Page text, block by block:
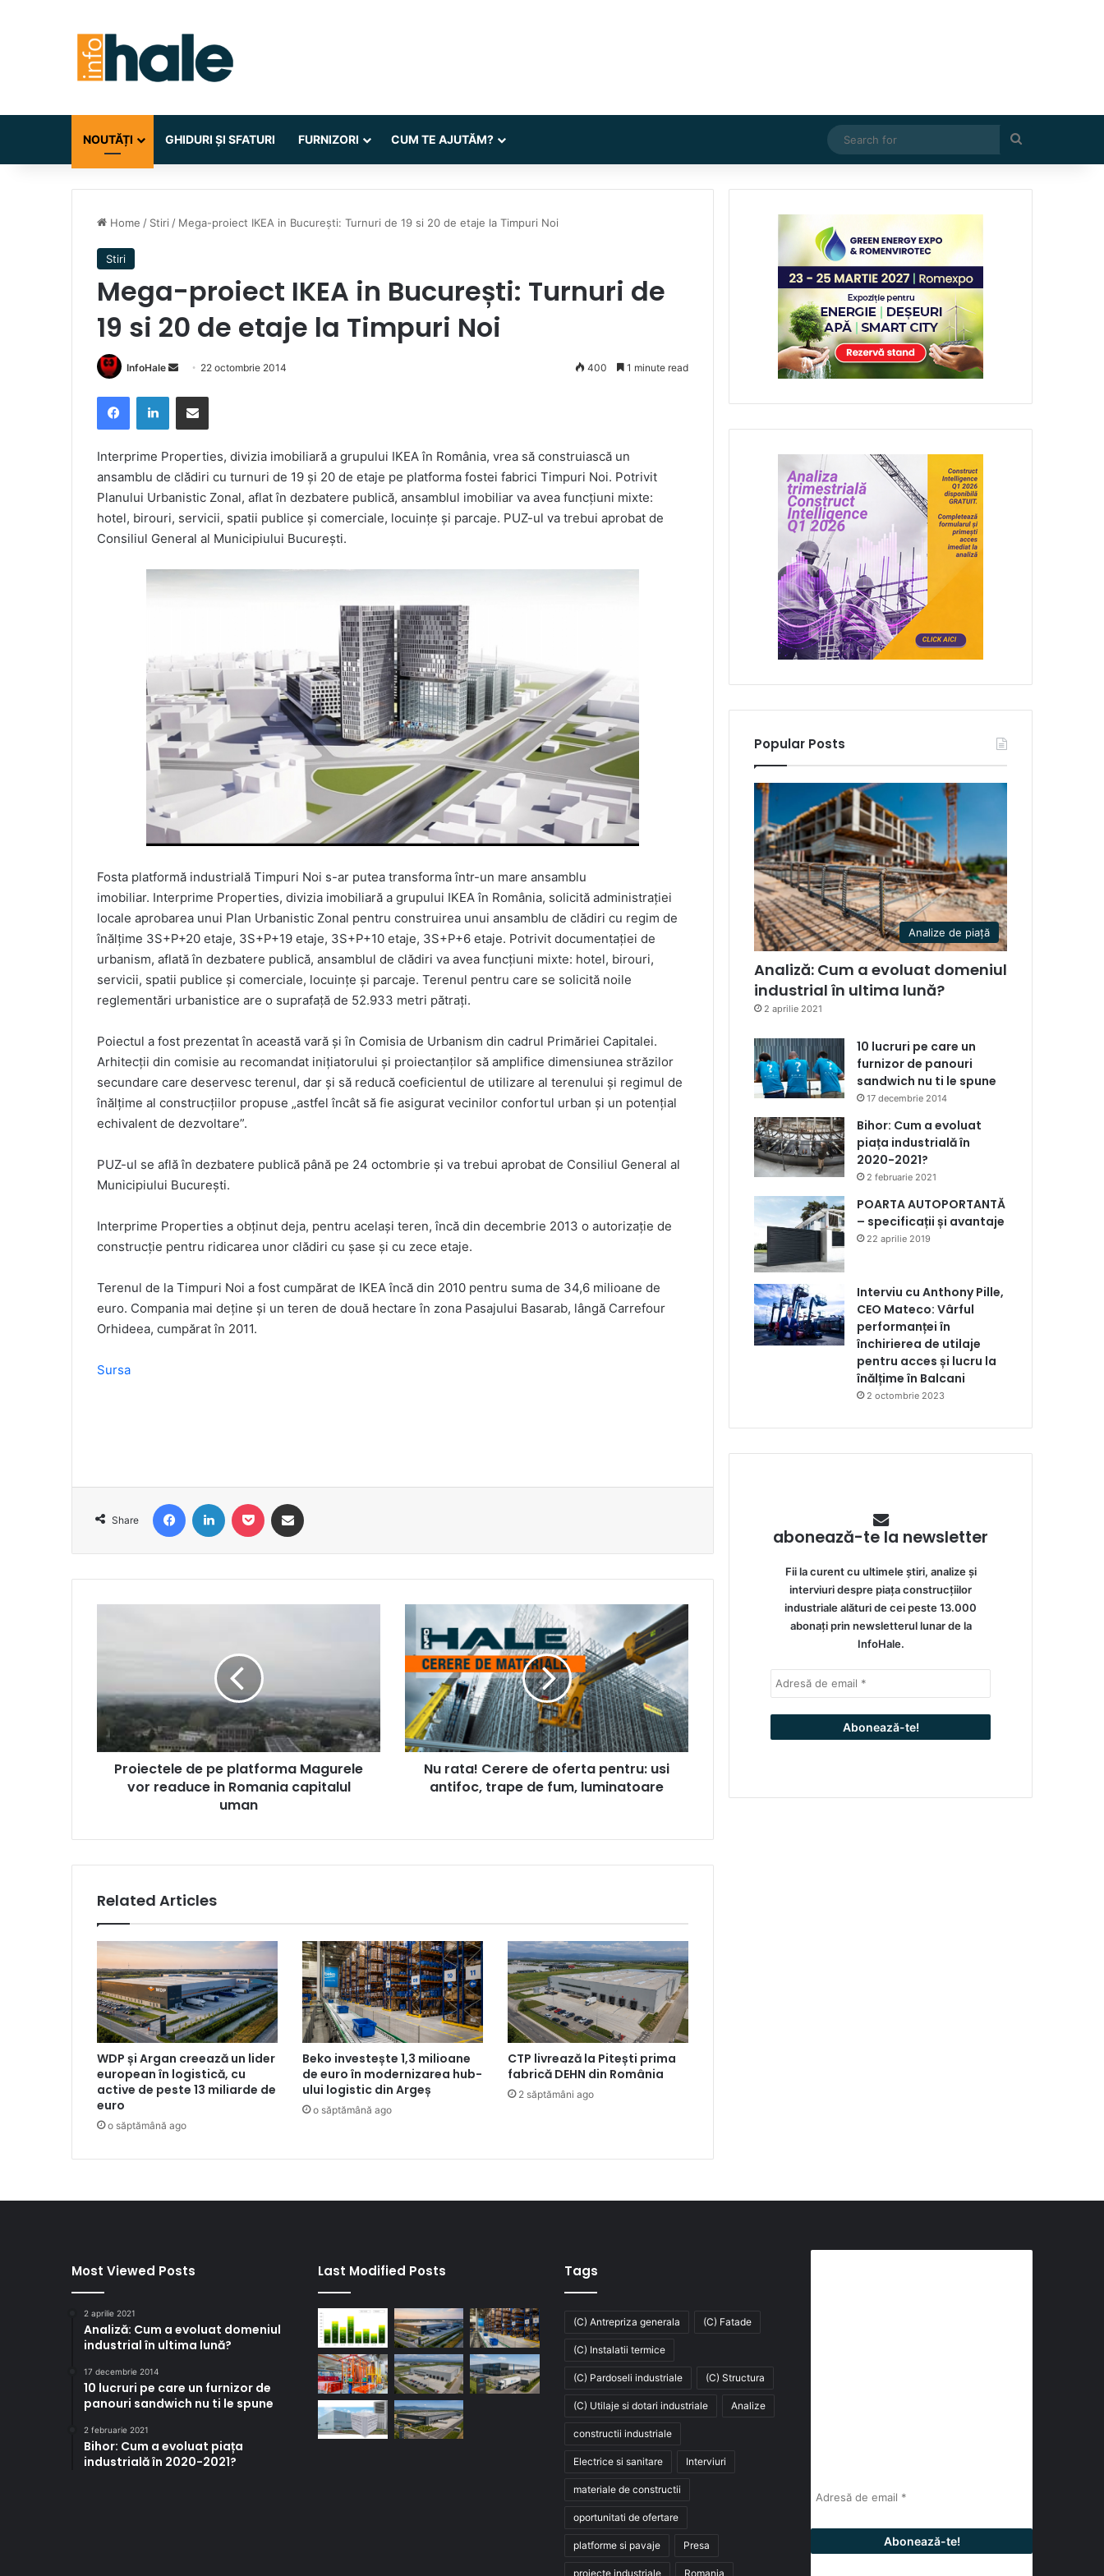
NOUTĂȚI GHIDURI ȘI SFATURI FURNIZORI CUM TE AJUTĂM?
for
Home / Stiri / Mega-proiect IKEA in București: Turnuri de 19 si 20 de etaje la Timpuri Noi
Stiri
Mega-proiect IKEA in București: Turnuri de
19 si 20 de etaje la Timpuri Noi
InfoHale
Send
email
22 octombrie 2014 400 1 minute read
FacebookLinkedInShare via Email
Interprime Properties, divizia imobiliară a grupului IKEA în România, vrea să construiască un
ansamblu de clădiri cu turnuri de 19 și 20 de etaje pe platforma fostei fabrici Timpuri Noi. Potrivit
Planului Urbanistic Zonal, aflat în dezbatere publică, ansamblul imobiliar va avea funcțiuni mixte:
hotel, birouri, servicii, spatii publice și comerciale, locuințe și parcaje. PUZ-ul va trebui aprobat de
Consiliul General al Municipiului București.
Fosta platformă industrială Timpuri Noi s-ar putea transforma într-un mare ansamblu
imobiliar. Interprime Properties, divizia imobiliară a grupului IKEA în România, solicită administrației
locale aprobarea unui Plan Urbanistic Zonal pentru construirea unui ansamblu de clădiri cu regim de
înălțime 3S+P+20 etaje, 3S+P+19 etaje, 3S+P+10 etaje, 3S+P+6 etaje. Potrivit documentației de
urbanism, aflată în dezbatere publică, ansamblul de clădiri va avea funcțiuni mixte: hotel, birouri,
servicii, spatii publice și comerciale, locuințe și parcaje. Terenul pentru care se solicită noile
reglementări urbanistice are o suprafață de 52.933 metri pătrați.
Poiectul a fost prezentat în această vară și în Comisia de Urbanism din cadrul Primăriei Capitalei.
Arhitecții din comisie au recomandat inițiatorului și proiectanților să amplifice dimensiunea străzilor
secundare care deservesc terenul, dar și să reducă coeficientul de utilizare al terenului și regimul de
înălțime al construcțiilor propuse „astfel încât să fie asigurat vecinilor confortul urban și un potențial
echivalent de dezvoltare”.
PUZ-ul se află în dezbatere publică până pe 24 octombrie și va trebui aprobat de Consiliul General al
Municipiului București.
Interprime Properties a obținut deja, pentru același teren, încă din decembrie 2013 o autorizație de
construcție pentru ridicarea unor clădiri cu șase și cu zece etaje.
Terenul de la Timpuri Noi a fost cumpărat de IKEA încă din 2010 pentru suma de 34,6 milioane de
euro. Compania mai deține și un teren de două hectare în zona Pasajului Basarab, lângă Carrefour
Orhideea, cumpărat în 2011.
Sursa
Share
FacebookLinkedIn Pocket
vor
readuce
Romania
capitalul
Proiectele de pe platforma Magurele
vor readuce in Romania capitalul
uman
rata!
Cerere
oferta
pentru:
usi
antifoc,
trape
Nu rata! Cerere de oferta pentru: usi
antifoc, trape de fum, luminatoare
Related Articles
WDP și Argan creează un lider
european în logistică, cu
active de peste 13 miliarde de
euro
o săptămână ago
Beko investește 1,3 milioane
de euro în modernizarea hub-
ului logistic din Argeș
o săptămână ago
CTP livrează la Pitești prima
fabrică DEHN din România
2 săptămâni ago
Popular Posts
Analize de piață
Analiză: Cum a evoluat domeniul
industrial în ultima lună?
2 aprilie 2021
10 lucruri pe care un
furnizor de panouri
sandwich nu ti le spune
17 decembrie 2014
Bihor: Cum a evoluat
piața industrială în
2020-2021?
2 februarie 2021
POARTA AUTOPORTANTĂ
– specificații și avantaje
22 aprilie 2019
Interviu cu Anthony Pille,
CEO Mateco: Vârful
performanței în
închirierea de utilaje
pentru acces și lucru la
înălțime în Balcani
2 octombrie 2023
abonează-te la newsletter
Fii la curent cu ultimele știri, analize și
interviuri despre piața construcțiilor
industriale alături de cei peste 13.000
abonați prin newsletterul lunar de la
InfoHale.
Most Viewed Posts
2 aprilie 2021
Analiză: Cum a evoluat domeniul
industrial în ultima lună?
17 decembrie 2014
10 lucruri pe care un furnizor de
panouri sandwich nu ti le spune
2 februarie 2021
Bihor: Cum a evoluat piața
industrială în 2020-2021?
Last Modified Posts Tags
(C) Antrepriza generala (C) Fatade
(C) Instalatii termice
(C) Pardoseli industriale (C) Structura
(C) Utilaje si dotari industriale Analize
constructii industriale
Electrice si sanitare Interviuri
materiale de constructii
oportunitati de ofertare
platforme si pavaje Presa
proiecte industriale Romania